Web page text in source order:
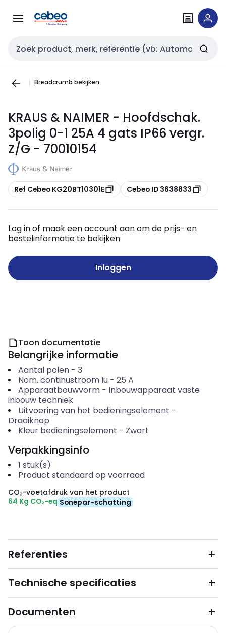
naar
naar
Zoekveld invoer
Breadcrumb bekijken
KRAUS & NAIMER - Hoofdschak.
3polig 0-1 25A 4 gats IP66 vergr.
Z/G - 70010154
Kopiëren
Ref Cebeo KG20BT10301E Kopiëren
Cebeo ID 3638833
Log in of maak een account aan om de prijs- en
bestelinformatie te bekijken
Inloggen
Toon documentatie
Belangrijke informatie
Aantal polen- 3
Nom. continustroom Iu- 25 A
Apparaatbouwvorm- Inbouwapparaat vaste
inbouw techniek
Uitvoering van het bedieningselement -
Draaiknop
Kleur bedieningselement - Zwart
Verpakkingsinfo
1 stuk(s)
Product standaard op voorraad
CO₂-voetafdruk van het product
64 Kg CO₂-eq Sonepar-schatting
Referenties
Technische specificaties
Documenten